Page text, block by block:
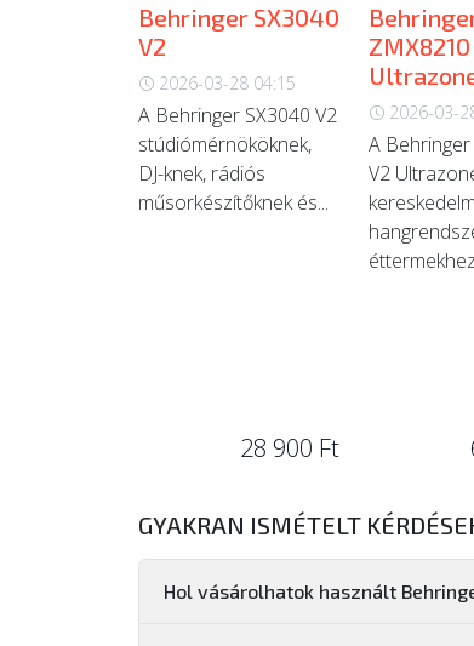
Behringer SX3040
V2
2026-03-28 04:15
A Behringer SX3040 V2
stúdiómérnököknek,
DJ-knek, rádiós
műsorkészítőknek és...
28 900 Ft
ZMX8210
2026-03-
A
V2
GYAKRAN ISMÉTELT
Hol vásárolhatok használt